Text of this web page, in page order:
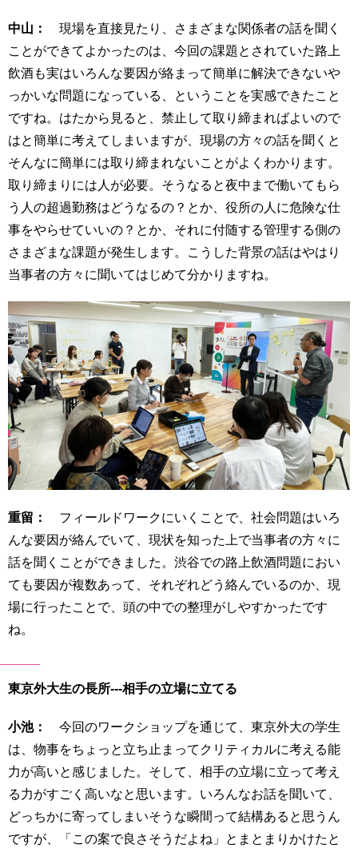
中山：
現場を直接見たり、さまざまな関係者の話を聞く
ことができてよかったのは、今回の課題とされていた路上
飲酒も実はいろんな要因が絡まって簡単に解決できないや
っかいな問題になっている、ということを実感できたこと
ですね。はたから見ると、禁止して取り締まればよいので
はと簡単に考えてしまいますが、現場の方々の話を聞くと
そんなに簡単には取り締まれないことがよくわかります。
取り締まりには人が必要。そうなると夜中まで働いてもら
う人の超過勤務はどうなるの？とか、役所の人に危険な仕
事をやらせていいの？とか、それに付随する管理する側の
さまざまな課題が発生します。こうした背景の話はやはり
当事者の方々に聞いてはじめて分かりますね。
重留：
フィールドワークにいくことで、社会問題はいろ
んな要因が絡んでいて、現状を知った上で当事者の方々に
話を聞くことができました。渋谷での路上飲酒問題におい
ても要因が複数あって、それぞれどう絡んでいるのか、現
場に行ったことで、頭の中での整理がしやすかったです
ね。
東京外大生の長所---相手の立場に立てる
小池：
今回のワークショップを通じて、東京外大の学生
は、物事をちょっと立ち止まってクリティカルに考える能
力が高いと感じました。そして、相手の立場に立って考え
る力がすごく高いなと思います。いろんなお話を聞いて、
どっちかに寄ってしまいそうな瞬間って結構あると思うん
ですが、「この案で良さそうだよね」とまとまりかけたと